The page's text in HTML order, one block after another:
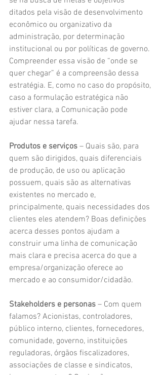
ditados pela visão de desenvolvimento
econômico ou organizativo da
administração, por determinação
institucional ou por políticas de governo.
Compreender essa visão de “onde se
quer chegar” é a compreensão dessa
estratégia. E, como no caso do propósito,
caso a formulação estratégica não
estiver clara, a Comunicação pode
ajudar nessa tarefa.
Produtos e serviços – Quais são, para
quem são dirigidos, quais diferenciais
de produção, de uso ou aplicação
possuem, quais são as alternativas
existentes no mercado e,
principalmente, quais necessidades dos
clientes eles atendem? Boas definições
acerca desses pontos ajudam a
construir uma linha de comunicação
mais clara e precisa acerca do que a
empresa/organização oferece ao
mercado e ao consumidor/cidadão.
Stakeholders e personas – Com quem
falamos? Acionistas, controladores,
público interno, clientes, fornecedores,
comunidade, governo, instituições
reguladoras, órgãos fiscalizadores,
associações de classe e sindicatos,